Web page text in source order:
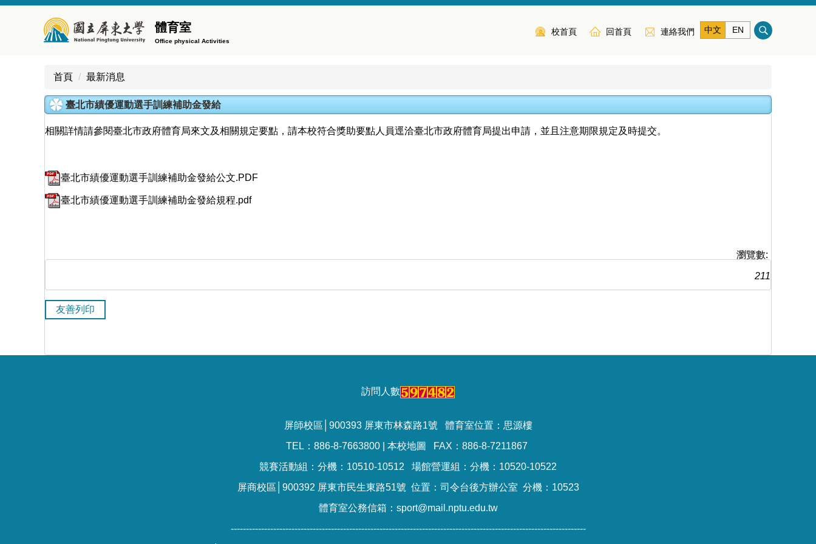
體育室
Office physical Activities
校首頁 回首頁 連絡我們 中文 EN
首頁 最新消息
臺北市績優運動選手訓練補助金發給
相關詳情請參閱臺北市政府體育局來文及相關規定要點，請本校符合獎助要點人員逕洽臺北市政府體育局提出申請，並且注意期限規定及時提交。
臺北市績優運動選手訓練補助金發給公文.PDF
臺北市績優運動選手訓練補助金發給規程.pdf
瀏覽數:
211
友善列印
訪問人數
屏師校區│900393 屏東市林森路1號 體育室位置：思源樓
TEL：886-8-7663800 | 本校地圖
FAX：886-8-7211867
競賽活動組：分機：10510-10512 場館營運組：分機：10520-10522
屏商校區│900392 屏東市民生東路51號 位置：司令台後方辦公室 分機：10523
體育室公務信箱：sport@mail.nptu.edu.tw
---------------------------------------------------------------------------------------------------------------------